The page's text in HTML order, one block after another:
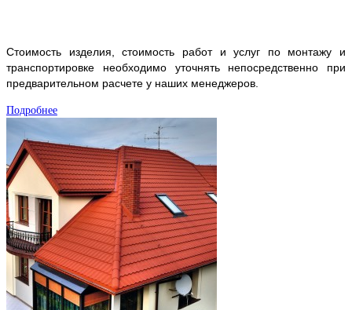
Стоимость изделия, стоимость работ и услуг по монтажу и
транспортировке необходимо уточнять непосредственно при
предварительном расчете у наших менеджеров.
Подробнее